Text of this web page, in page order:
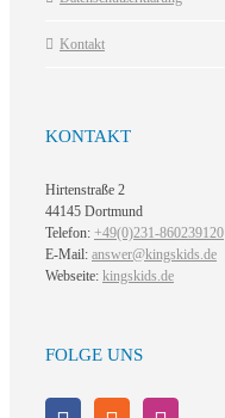
Kontakt
KONTAKT
Hirtenstraße 2
44145 Dortmund
Telefon: +49(0)231-860239120
E-Mail: answer@kingskids.de
Webseite: kingskids.de
FOLGE UNS